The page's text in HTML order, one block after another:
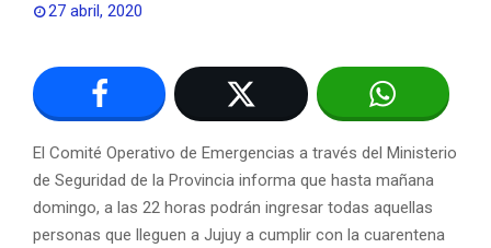
27 abril, 2020
El Comité Operativo de Emergencias a través del Ministerio
de Seguridad de la Provincia informa que hasta mañana
domingo, a las 22 horas podrán ingresar todas aquellas
personas que lleguen a Jujuy a cumplir con la cuarentena